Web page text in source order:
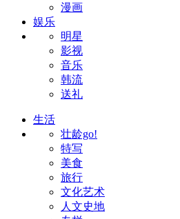
漫画
娱乐
明星
影视
音乐
韩流
送礼
生活
壮龄go!
特写
美食
旅行
文化艺术
人文史地